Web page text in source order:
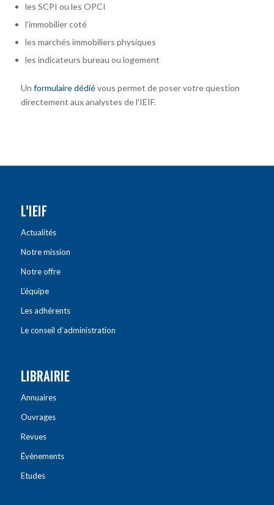
les SCPI ou les OPCI
l’immobilier coté
les marchés immobiliers physiques
les indicateurs bureau ou logement
Un formulaire dédiévous permet de poser votre question
directement aux analystes de l’IEIF.
L’IEIF
Actualités
Notre mission
Notre offre
L’équipe
Les adhérents
Le conseil d’administration
LIBRAIRIE
Annuaires
Ouvrages
Revues
Évènements
Etudes